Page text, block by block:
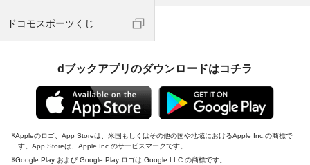
ドコモスポーツくじ
dブックアプリのダウンロードはコチラ
Appleのロゴ、App Storeは、米国もしくはその他の国や地域におけるApple Inc.の商標で
す。App Storeは、Apple Inc.のサービスマークです。
Google Play および Google Play ロゴは Google LLC の商標です。